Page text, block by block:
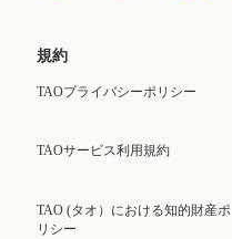
規約
TAOプライバシーポリシー
TAOサービス利用規約
TAO (タオ）における知的財産ポ
リシー